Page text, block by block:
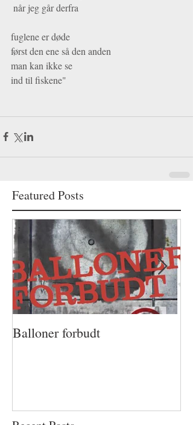
når jeg går derfra
fuglene er døde
først den ene så den anden
man kan ikke se
ind til fiskene"
Featured Posts
Balloner forbudt